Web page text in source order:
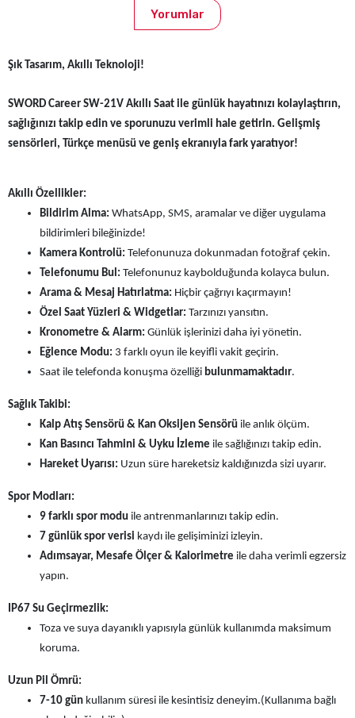
Yorumlar
Şık Tasarım, Akıllı Teknoloji!
SWORD Career SW-21V Akıllı Saat ile günlük hayatınızı kolaylaştırın,
sağlığınızı takip edin ve sporunuzu verimli hale getirin. Gelişmiş
sensörleri, Türkçe menüsü ve geniş ekranıyla fark yaratıyor!
Akıllı Özellikler:
Bildirim Alma: WhatsApp, SMS, aramalar ve diğer uygulama
bildirimleri bileğinizde!
Kamera Kontrolü: Telefonunuza dokunmadan fotoğraf çekin.
Telefonumu Bul: Telefonunuz kaybolduğunda kolayca bulun.
Arama & Mesaj Hatırlatma: Hiçbir çağrıyı kaçırmayın!
Özel Saat Yüzleri & Widgetlar: Tarzınızı yansıtın.
Kronometre & Alarm: Günlük işlerinizi daha iyi yönetin.
Eğlence Modu: 3 farklı oyun ile keyifli vakit geçirin.
Saat ile telefonda konuşma özelliği bulunmamaktadır.
Sağlık Takibi:
Kalp Atış Sensörü & Kan Oksijen Sensörü ile anlık ölçüm.
Kan Basıncı Tahmini & Uyku İzleme ile sağlığınızı takip edin.
Hareket Uyarısı: Uzun süre hareketsiz kaldığınızda sizi uyarır.
Spor Modları:
9 farklı spor modu ile antrenmanlarınızı takip edin.
7 günlük spor verisi kaydı ile gelişiminizi izleyin.
Adımsayar, Mesafe Ölçer & Kalorimetre ile daha verimli egzersiz
yapın.
IP67 Su Geçirmezlik:
Toza ve suya dayanıklı yapısıyla günlük kullanımda maksimum
koruma.
Uzun Pil Ömrü:
7-10 gün kullanım süresi ile kesintisiz deneyim.(Kullanıma bağlı